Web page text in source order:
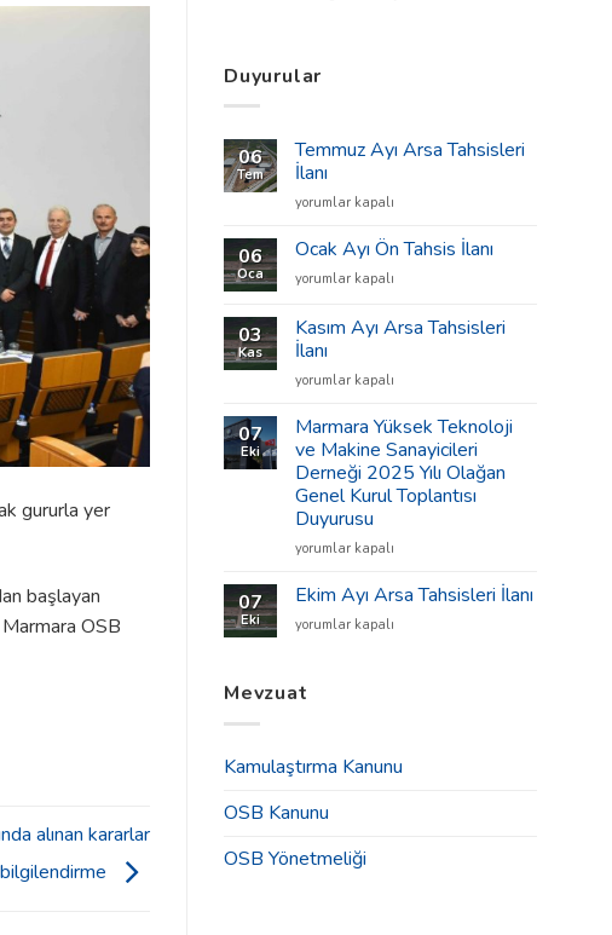
gururla yer
başlayan
OSB
alınan kararlar
Duyurular
06
Tem
Temmuz Ayı Arsa Tahsisleri
İlanı
Temmuz
Arsa
İlanı
yorumlar kapalı
06
Oca
Ocak Ayı Ön Tahsis İlanı
Ocak
Ön
Tahsis
İlanı
için
yorumlar kapalı
03
Kas
Kasım Ayı Arsa Tahsisleri
İlanı
Kasım
Arsa
Tahsisleri
İlanı
için
yorumlar kapalı
07
Eki
Marmara Yüksek Teknoloji
ve Makine Sanayicileri
Derneği 2025 Yılı Olağan
Genel Kurul Toplantısı
Duyurusu
Marmara
Teknoloji
Makine
2025
Kurul
Duyurusu
yorumlar kapalı
07
Eki
Ekim Ayı Arsa Tahsisleri İlanı
Ekim
Tahsisleri
yorumlar kapalı
Mevzuat
Kamulaştırma Kanunu
OSB Kanunu
OSB Yönetmeliği